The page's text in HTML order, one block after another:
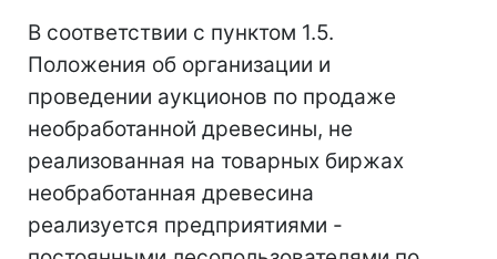
В соответствии с пунктом 1.5.
Положения об организации и
проведении аукционов по продаже
необработанной древесины, не
реализованная на товарных биржах
необработанная древесина
реализуется предприятиями -